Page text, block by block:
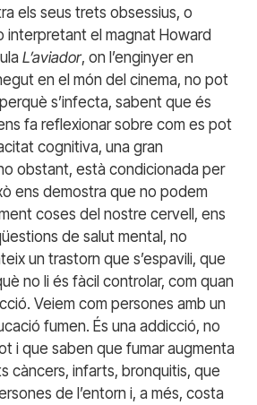
els seus trets obsessius, o
interpretant el magnat Howard
L’aviador, on l’enginyer en
en el món del cinema, no pot
s’infecta, sabent que és
fa reflexionar sobre com es pot
cognitiva, una gran
obstant, està condicionada per
ens demostra que no podem
coses del nostre cervell, ens
de salut mental, no
un trastorn que s’espavili, que
no li és fàcil controlar, com quan
Veiem com persones amb un
fumen. És una addicció, no
i que saben que fumar augmenta
càncers, infarts, bronquitis, que
de l’entorn i, a més, costa